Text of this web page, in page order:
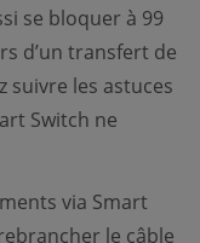
se bloquer à 99
d’un transfert de
suivre les astuces
Switch ne
via Smart
le câble